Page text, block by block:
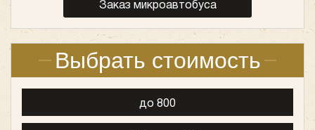
Заказ микроавтобуса
Выбрать стоимость
до 800